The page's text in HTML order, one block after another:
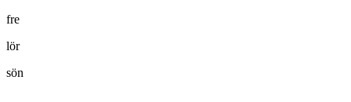
fre
lör
sön